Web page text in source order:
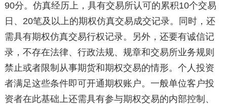
90分。仿真经历上，具有交易所认可的累积10个交易
日、20笔及以上的期权仿真交易成交记录。同时，还
需具有期权仿真交易行权记录。另外，还要有诚信记
录，不存在法律、行政法规、规章和交易所业务规则
禁止或者限制从事期货和期权交易的情形。个人投资
者满足这些条件即可开通期权账户。一般单位客户投
资者在此基础上还需具有参与期权交易的内部控制、